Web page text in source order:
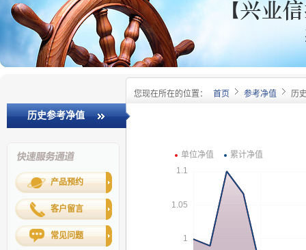
您现在所在的位置： 首页 参考净值 历
历史参考净值
产品预约
客户留言
常见问题